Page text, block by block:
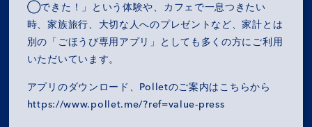
◯できた！」という体験や、カフェで一息つきたい
時、家族旅行、大切な人へのプレゼントなど、家計とは
別の「ごほうび専用アプリ」としても多くの方にご利用
いただいています。
アプリのダウンロード、Polletのご案内はこちらから
https://www.pollet.me/?ref=value-press